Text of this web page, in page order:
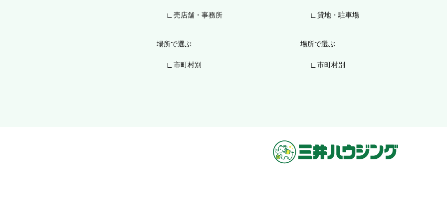
売店舗・事務所
場所で選ぶ
市町村別
貸地・駐車場
場所で選ぶ
市町村別